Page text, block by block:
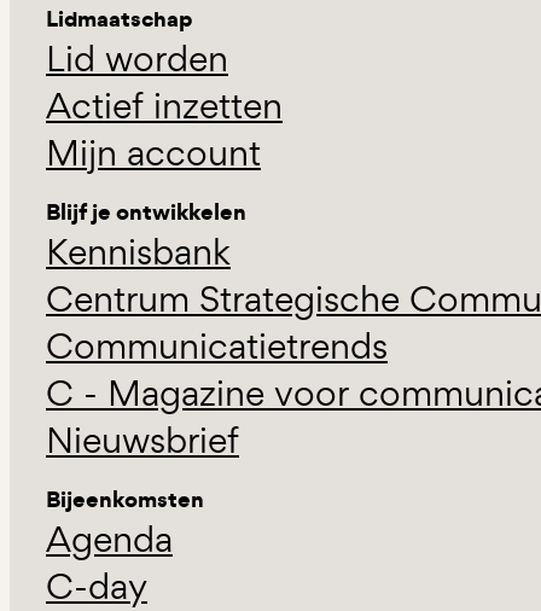
Lidmaatschap
Lid worden
Actief inzetten
Mijn account
Blijf je ontwikkelen
Kennisbank
Centrum Strategische
Communicatietrends
C - Magazine voor
Nieuwsbrief
Bijeenkomsten
Agenda
C-day